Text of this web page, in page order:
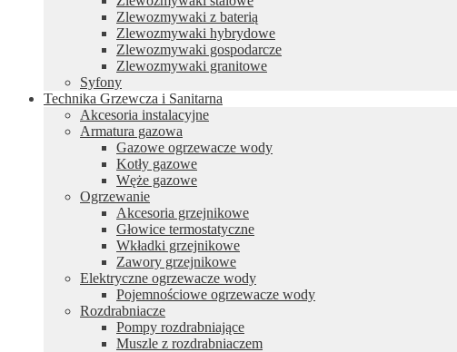
Zlewozmywaki z baterią
Zlewozmywaki hybrydowe
Zlewozmywaki gospodarcze
Zlewozmywaki granitowe
Syfony
Technika Grzewcza i Sanitarna
Akcesoria instalacyjne
Armatura gazowa
Gazowe ogrzewacze wody
Kotły gazowe
Węże gazowe
Ogrzewanie
Akcesoria grzejnikowe
Głowice termostatyczne
Wkładki grzejnikowe
Zawory grzejnikowe
Elektryczne ogrzewacze wody
Pojemnościowe ogrzewacze wody
Rozdrabniacze
Pompy rozdrabniające
Muszle z rozdrabniaczem